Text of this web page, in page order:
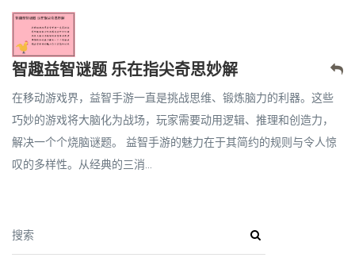
智趣益智谜题 乐在指尖奇思妙解
在移动游戏界，益智手游一直是挑战思维、锻炼脑力的利器。这些
巧妙的游戏将大脑化为战场，玩家需要动用逻辑、推理和创造力，
解决一个个烧脑谜题。 益智手游的魅力在于其简约的规则与令人惊
叹的多样性。从经典的三消...
搜索